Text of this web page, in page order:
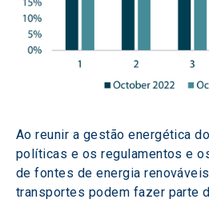
Ao reunir a gestão energética
políticas e os regulamentos e
de fontes de energia
transportes podem fazer parte